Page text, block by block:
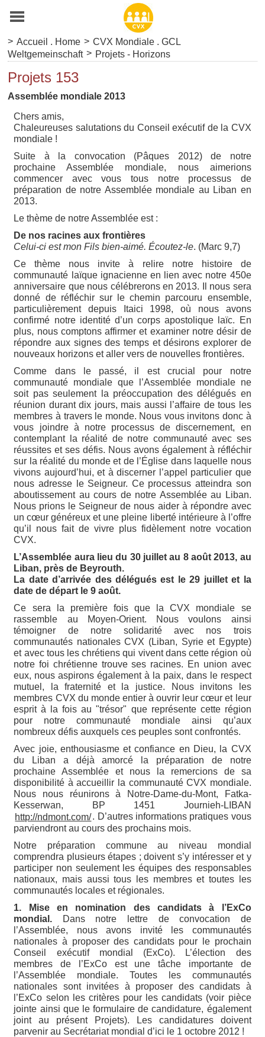
> Accueil . Home > CVX Mondiale . GCL
Weltgemeinschaft > Projets - Horizons
Projets 153
Assemblée mondiale 2013
Chers amis,
Chaleureuses salutations du Conseil exécutif de la CVX
mondiale !
Suite à la convocation (Pâques 2012) de notre
prochaine Assemblée mondiale, nous aimerions
commencer avec vous tous notre processus de
préparation de notre Assemblée mondiale au Liban en
2013.
Le thème de notre Assemblée est :
De nos racines aux frontières
Celui-ci est mon Fils bien-aimé. Écoutez-le. (Marc 9,7)
Ce thème nous invite à relire notre histoire de
communauté laïque ignacienne en lien avec notre 450e
anniversaire que nous célébrerons en 2013. Il nous sera
donné de réfléchir sur le chemin parcouru ensemble,
particulièrement depuis Itaici 1998, où nous avons
confirmé notre identité d’un corps apostolique laïc. En
plus, nous comptons affirmer et examiner notre désir de
répondre aux signes des temps et désirons explorer de
nouveaux horizons et aller vers de nouvelles frontières.
Comme dans le passé, il est crucial pour notre
communauté mondiale que l’Assemblée mondiale ne
soit pas seulement la préoccupation des délégués en
réunion durant dix jours, mais aussi l’affaire de tous les
membres à travers le monde. Nous vous invitons donc à
vous joindre à notre processus de discernement, en
contemplant la réalité de notre communauté avec ses
réussites et ses défis. Nous avons également à réfléchir
sur la réalité du monde et de l’Église dans laquelle nous
vivons aujourd’hui, et à discerner l’appel particulier que
nous adresse le Seigneur. Ce processus atteindra son
aboutissement au cours de notre Assemblée au Liban.
Nous prions le Seigneur de nous aider à répondre avec
un cœur généreux et une pleine liberté intérieure à l’offre
qu’il nous fait de vivre plus fidèlement notre vocation
CVX.
L’Assemblée aura lieu du 30 juillet au 8 août 2013, au
Liban, près de Beyrouth.
La date d’arrivée des délégués est le 29 juillet et la
date de départ le 9 août.
Ce sera la première fois que la CVX mondiale se
rassemble au Moyen-Orient. Nous voulons ainsi
témoigner de notre solidarité avec nos trois
communautés nationales CVX (Liban, Syrie et Egypte)
et avec tous les chrétiens qui vivent dans cette région où
notre foi chrétienne trouve ses racines. En union avec
eux, nous aspirons également à la paix, dans le respect
mutuel, la fraternité et la justice. Nous invitons les
membres CVX du monde entier à ouvrir leur cœur et leur
esprit à la fois au "trésor" que représente cette région
pour notre communauté mondiale ainsi qu’aux
nombreux défis auxquels ces peuples sont confrontés.
Avec joie, enthousiasme et confiance en Dieu, la CVX
du Liban a déjà amorcé la préparation de notre
prochaine Assemblée et nous la remercions de sa
disponibilité à accueillir la communauté CVX mondiale.
Nous nous réunirons à Notre-Dame-du-Mont, Fatka-
Kesserwan, BP 1451 Journieh-LIBAN
http://ndmont.com/. D’autres informations pratiques vous
parviendront au cours des prochains mois.
Notre préparation commune au niveau mondial
comprendra plusieurs étapes ; doivent s’y intéresser et y
participer non seulement les équipes des responsables
nationaux, mais aussi tous les membres et toutes les
communautés locales et régionales.
1. Mise en nomination des candidats à l’ExCo
mondial. Dans notre lettre de convocation de
l’Assemblée, nous avons invité les communautés
nationales à proposer des candidats pour le prochain
Conseil exécutif mondial (ExCo). L’élection des
membres de l’ExCo est une tâche importante de
l’Assemblée mondiale. Toutes les communautés
nationales sont invitées à proposer des candidats à
l’ExCo selon les critères pour les candidats (voir pièce
jointe ainsi que le formulaire de candidature, également
joint au présent Projets). Les candidatures doivent
parvenir au Secrétariat mondial d’ici le 1 octobre 2012 !